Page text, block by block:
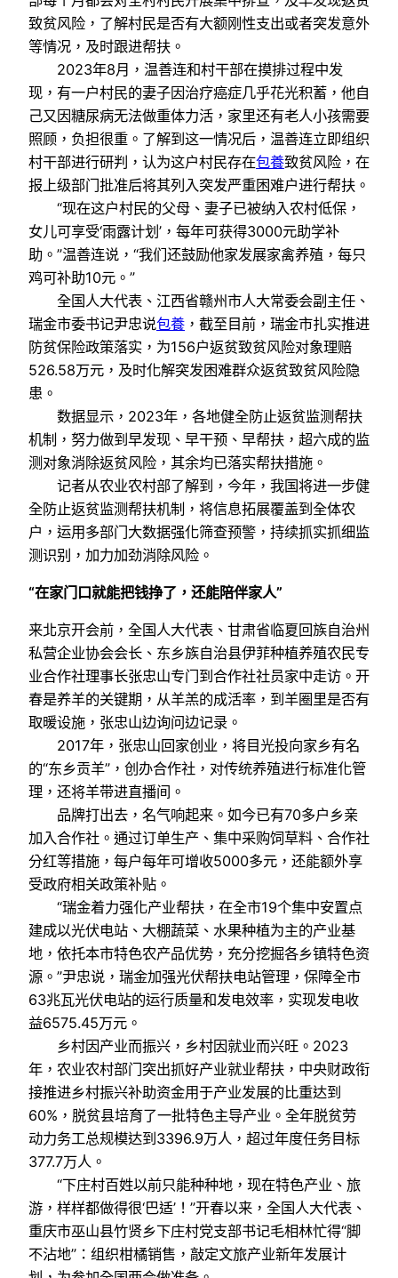
致贫风险，了解村民是否有大额刚性支出或者突发意外
等情况，及时跟进帮扶。
2023年8月，温善连和村干部在摸排过程中发
现，有一户村民的妻子因治疗癌症几乎花光积蓄，他自
己又因糖尿病无法做重体力活，家里还有老人小孩需要
照顾，负担很重。了解到这一情况后，温善连立即组织
村干部进行研判，认为这户村民存在包養致贫风险，在
报上级部门批准后将其列入突发严重困难户进行帮扶。
“现在这户村民的父母、妻子已被纳入农村低保，
女儿可享受‘雨露计划’，每年可获得3000元助学补
助。”温善连说，“我们还鼓励他家发展家禽养殖，每只
鸡可补助10元。”
全国人大代表、江西省赣州市人大常委会副主任、
瑞金市委书记尹忠说包養 ，截至目前，瑞金市扎实推进
防贫保险政策落实，为156户返贫致贫风险对象理赔
526.58万元，及时化解突发困难群众返贫致贫风险隐
患。
数据显示，2023年，各地健全防止返贫监测帮扶
机制，努力做到早发现、早干预、早帮扶，超六成的监
测对象消除返贫风险，其余均已落实帮扶措施。
记者从农业农村部了解到，今年，我国将进一步健
全防止返贫监测帮扶机制，将信息拓展覆盖到全体农
户，运用多部门大数据强化筛查预警，持续抓实抓细监
测识别，加力加劲消除风险。
“在家门口就能把钱挣了，还能陪伴家人”
来北京开会前，全国人大代表、甘肃省临夏回族自治州
私营企业协会会长、东乡族自治县伊菲种植养殖农民专
业合作社理事长张忠山专门到合作社社员家中走访。开
春是养羊的关键期，从羊羔的成活率，到羊圈里是否有
取暖设施，张忠山边询问边记录。
2017年，张忠山回家创业，将目光投向家乡有名
的“东乡贡羊”，创办合作社，对传统养殖进行标准化管
理，还将羊带进直播间。
品牌打出去，名气响起来。如今已有70多户乡亲
加入合作社。通过订单生产、集中采购饲草料、合作社
分红等措施，每户每年可增收5000多元，还能额外享
受政府相关政策补贴。
“瑞金着力强化产业帮扶，在全市19个集中安置点
建成以光伏电站、大棚蔬菜、水果种植为主的产业基
地，依托本市特色农产品优势，充分挖掘各乡镇特色资
源。”尹忠说，瑞金加强光伏帮扶电站管理，保障全市
63兆瓦光伏电站的运行质量和发电效率，实现发电收
益6575.45万元。
乡村因产业而振兴，乡村因就业而兴旺。2023
年，农业农村部门突出抓好产业就业帮扶，中央财政衔
接推进乡村振兴补助资金用于产业发展的比重达到
60%，脱贫县培育了一批特色主导产业。全年脱贫劳
动力务工总规模达到3396.9万人，超过年度任务目标
377.7万人。
“下庄村百姓以前只能种种地，现在特色产业、旅
游，样样都做得很‘巴适’！”开春以来，全国人大代表、
重庆市巫山县竹贤乡下庄村党支部书记毛相林忙得“脚
不沾地”：组织柑橘销售，敲定文旅产业新年发展计